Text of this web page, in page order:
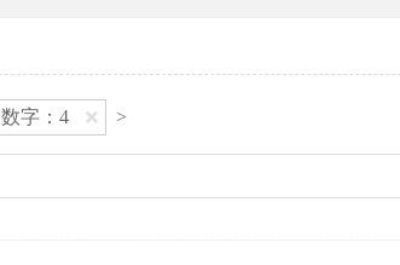
数字：4 >